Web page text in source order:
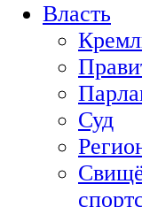
Власть
Суд